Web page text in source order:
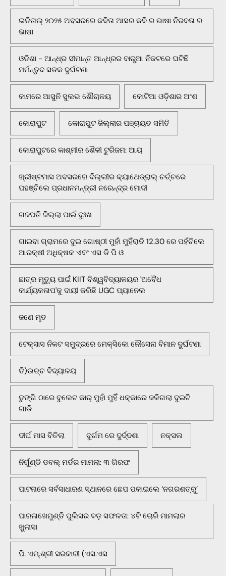
ଇଡିତାଲ୍ ୨୦୨୫ ଅବସରରେ କବିତା ଆସର କବି ର ଭାଷା ନିରବତା ର
ଭାଷା
ଓଡିଶା - ଆନ୍ଧ୍ର ସୀମାନ୍ତ ଆନ୍ଧ୍ରର ବାରୁଆ ନିକଟରେ ଘଟିଛି
ମର୍ମନ୍ତୁଦ ସଡକ ଦୁର୍ଘଟଣା
କାମରେ ଆସୁନି ସୁଲଭ ଶୌଚାଳୟ କୋଟିଆ ଓଡ଼ିଶାର ଅଂଶ
କୋରାପୁଟ କୋରାପୁଟ ଜିଲ୍ଲାର ପଞ୍ଚାୟତ ସମିତି
କୋରାପୁଟରେ କାଶ୍ମୀର ଶୈଳୀ ଟୁରିଜମ: ଆୟ
ଖ୍ରୀଷ୍ଟମାସ ଅବସରରେ ଦିଲ୍ଲୀର କ୍ୟାଥେଡ୍ରାଲ୍ ଚର୍ଚ୍ଚରେ
ପହଞ୍ଚିଲେ ପ୍ରଧାନମନ୍ତ୍ରୀ ନରେନ୍ଦ୍ର ମୋଦୀ
ଗଜପତି ଜିଲ୍ଲା ପାଇଁ ଦୁଃଖ
ଗାଇବା ଗ୍ରାମରେ ଦୁଇ ଗୋଷ୍ଠୀ ମୁହାଁ ମୁହିଁରାତି 12.30 ରେ ପହଁଚିଲେ
ଆରକ୍ଷୀ ଅଧିକ୍ଷକ ଏବଂ ଏସ ଡି ପି ଓ
ଛାତ୍ର ମୃତ୍ୟୁ ପାଇଁ KIIT ବିଶ୍ୱବିଦ୍ୟାଳୟର 'ଅବୈଧ
କାର୍ଯ୍ୟକଳାପ'କୁ ଦାୟୀ କରିଛି UGC ପ୍ୟାନେଲ
ଜଣେ ମୃତ
ଟେକ୍ସାସ ନିକଟ ସମୁଦ୍ରରେ ମେକ୍ସିକୋ ନୌସେନା ବିମାନ ଦୁର୍ଘଟଣା
ଡି)ଉଚ୍ଚ ବିଦ୍ୟାଳୟ
ଡୁଙ୍ଗି ଠାରେ ବୁଲେଟ କାର୍ ମୁହାଁ ମୁହିଁ ଧକ୍କାରେ ଜଳିଗଲା ଦୁଇଟି
ଗାଡି
ଦୀର୍ଘ ମାସ ବିତିଲା ଦୁର୍ଗମ ରେ ଦୁର୍ଦ୍ଦଶା ନକ୍ସଲ
ନିର୍ଗୁଣ୍ଡି ଡବଲ୍ ମର୍ଡର ମାମଲା: ୩ ଗିରଫ
ପାଟନାରେ ସର୍ବସାଧାରଣ ସ୍ଥାନରେ ଛେପ ପକାଇଲେ ‘ନଗରଶତ୍ରୁ’
ପାରଳାଖେମୁଣ୍ଡି ପୁଲିସର ବଡ଼ ସଫଳତା: ୪ଟି ଚୋରି ମାମଲାର
ଖୁଲାସା
ପି. ଏମ୍.ଶ୍ରୀ ସରକାରୀ (ଏସ.ଏସ